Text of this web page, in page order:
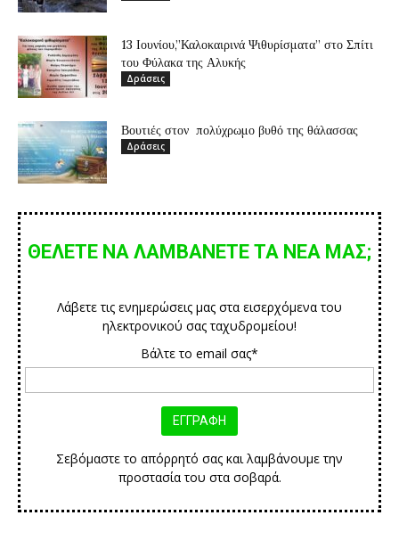
13 Ιουνίου,”Καλοκαιρινά Ψιθυρίσματα” στο Σπίτι
του Φύλακα της Αλυκής
Δράσεις
Βουτιές στον πολύχρωμο βυθό της θάλασσας
Δράσεις
ΘΕΛΕΤΕ ΝΑ ΛΑΜΒΑΝΕΤΕ ΤΑ ΝΕΑ ΜΑΣ;
Λάβετε τις ενημερώσεις μας στα εισερχόμενα του
ηλεκτρονικού σας ταχυδρομείου!
Βάλτε το email σας*
Σεβόμαστε το απόρρητό σας και λαμβάνουμε την
προστασία του στα σοβαρά.